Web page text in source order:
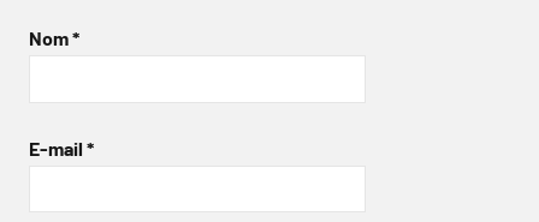
Nom*
E-mail *